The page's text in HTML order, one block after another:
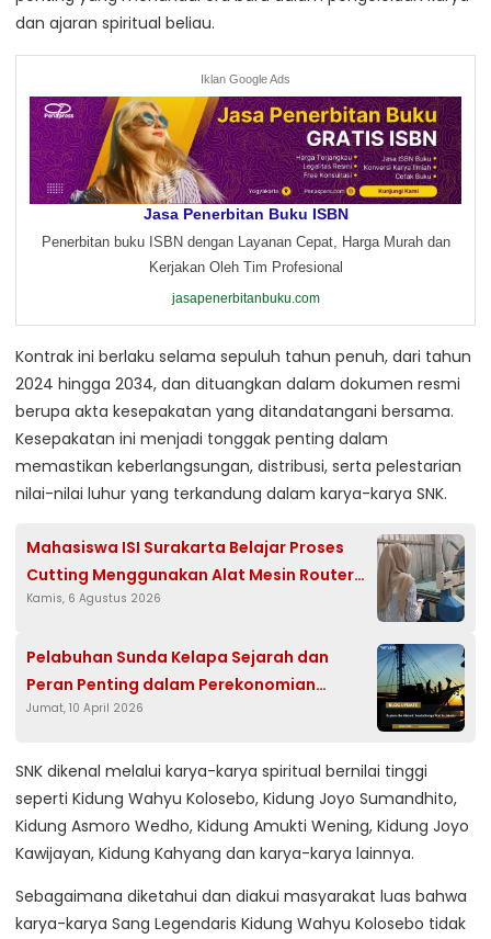
dan ajaran spiritual beliau.
Iklan Google Ads
Jasa Penerbitan Buku ISBN
Penerbitan buku ISBN dengan Layanan Cepat, Harga Murah dan
Kerjakan Oleh Tim Profesional
jasapenerbitanbuku.com
Kontrak ini berlaku selama sepuluh tahun penuh, dari tahun
2024 hingga 2034, dan dituangkan dalam dokumen resmi
berupa akta kesepakatan yang ditandatangani bersama.
Kesepakatan ini menjadi tonggak penting dalam
memastikan keberlangsungan, distribusi, serta pelestarian
nilai-nilai luhur yang terkandung dalam karya-karya SNK.
Mahasiswa ISI Surakarta Belajar Proses
Cutting Menggunakan Alat Mesin Router
Cnc Milik CV. Tanjaya
Kamis, 6 Agustus 2026
Pelabuhan Sunda Kelapa Sejarah dan
Peran Penting dalam Perekonomian
Jakarta
Jumat, 10 April 2026
SNK dikenal melalui karya-karya spiritual bernilai tinggi
seperti Kidung Wahyu Kolosebo, Kidung Joyo Sumandhito,
Kidung Asmoro Wedho, Kidung Amukti Wening, Kidung Joyo
Kawijayan, Kidung Kahyang dan karya-karya lainnya.
Sebagaimana diketahui dan diakui masyarakat luas bahwa
karya-karya Sang Legendaris Kidung Wahyu Kolosebo tidak